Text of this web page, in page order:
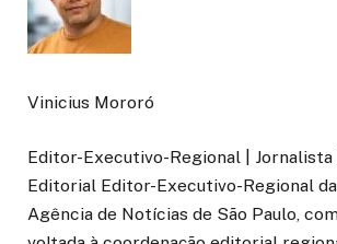
Vinicius Mororó
Editor-Executivo-Regional |
Editorial Editor-Executivo-Regional
Agência de Notícias de São Paulo,